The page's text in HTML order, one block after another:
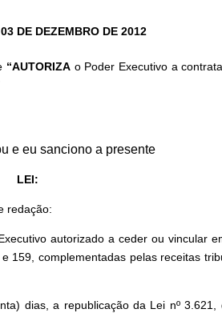
DE DEZEMBRO DE 2012
“AUTORIZAo Poder Executivo a
e eu sanciono a presente
LEI:
redação:
autorizado a ceder ou vincular
complementadas pelas receitas
dias, a republicação da Lei nº